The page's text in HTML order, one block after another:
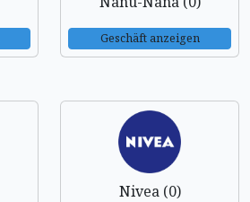
Geschäft anzeigen
Nivea (0)